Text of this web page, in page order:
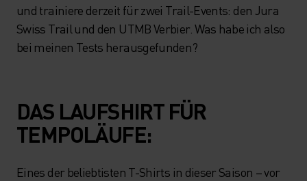
und trainiere derzeit für zwei Trail-Events: den Jura
Swiss Trail und den UTMB Verbier. Was habe ich also
bei meinen Tests herausgefunden?
DAS LAUFSHIRT FÜR
TEMPOLÄUFE:
Eines der beliebtisten T-Shirts in dieser Saison – vor